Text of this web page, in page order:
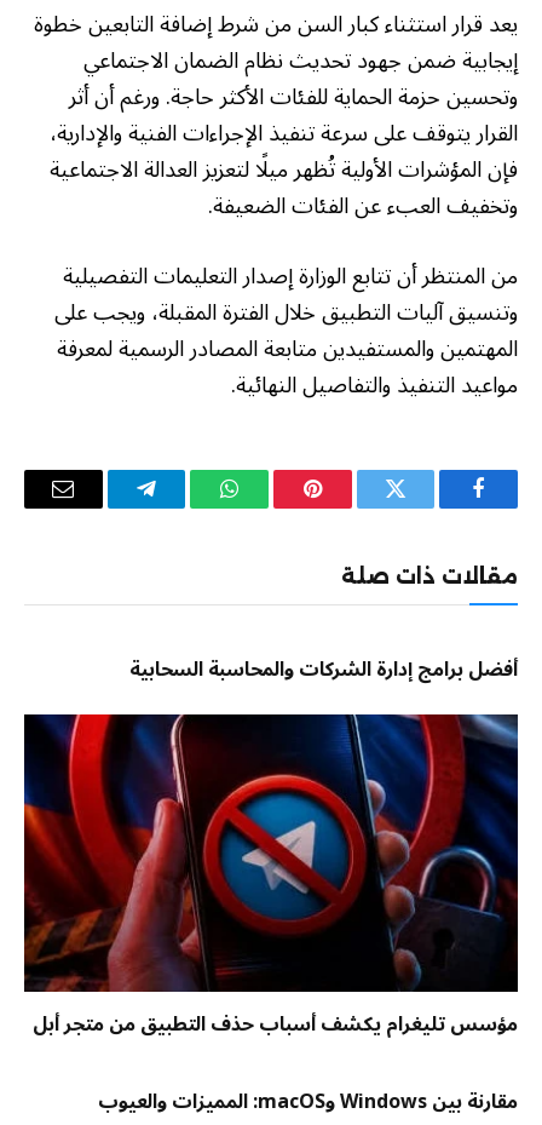
يعد قرار استثناء كبار السن من شرط إضافة التابعين خطوة
إيجابية ضمن جهود تحديث نظام الضمان الاجتماعي
وتحسين حزمة الحماية للفئات الأكثر حاجة. ورغم أن أثر
القرار يتوقف على سرعة تنفيذ الإجراءات الفنية والإدارية،
فإن المؤشرات الأولية تُظهر ميلًا لتعزيز العدالة الاجتماعية
وتخفيف العبء عن الفئات الضعيفة.
من المنتظر أن تتابع الوزارة إصدار التعليمات التفصيلية
وتنسيق آليات التطبيق خلال الفترة المقبلة، ويجب على
المهتمين والمستفيدين متابعة المصادر الرسمية لمعرفة
مواعيد التنفيذ والتفاصيل النهائية.
فيسبوك تويتر بينتيريستواتساب تيلقرام
البريد
مقالات ذات صلة
أفضل برامج إدارة الشركات والمحاسبة السحابية
مؤسس تليغرام يكشف أسباب حذف التطبيق من متجر أبل
مقارنة بين Windows وmacOS: المميزات والعيوب